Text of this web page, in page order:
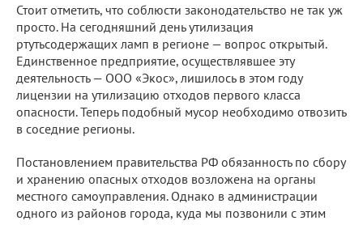
Стоит отметить, что соблюсти законодательство не так уж
просто. На сегодняшний день утилизация
ртутьсодержащих ламп в регионе — вопрос открытый.
Единственное предприятие, осуществлявшее эту
деятельность — ООО «Экос», лишилось в этом году
лицензии на утилизацию отходов первого класса
опасности. Теперь подобный мусор необходимо отвозить
в соседние регионы.
Постановлением правительства РФ обязанность по сбору
и хранению опасных отходов возложена на органы
местного самоуправления. Однако в администрации
одного из районов города, куда мы позвонили с этим